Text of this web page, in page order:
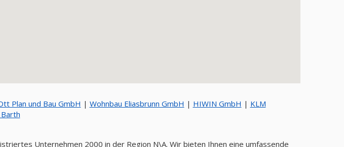
Plan und Bau GmbH | Wohnbau Eliasbrunn GmbH | HIWIN GmbH | KLM
Unternehmen 2000 in der Region N\A. Wir bieten Ihnen eine umfassende